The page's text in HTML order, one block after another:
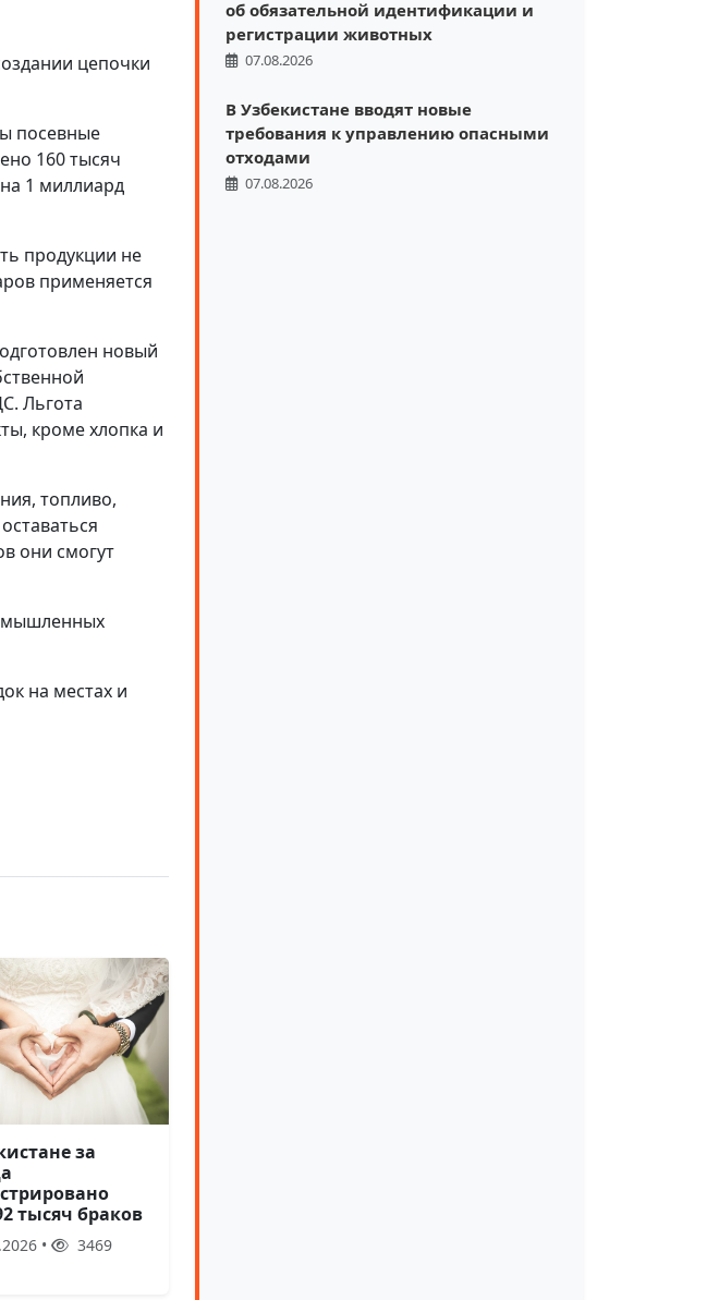
цепочки
посевные
160 тысяч
1 миллиард
продукции не
применяется
новый
Льгота
кроме хлопка и
топливо,
они смогут
на местах и
за
тысяч браков
• 3469
об обязательной идентификации и
регистрации животных
07.08.2026
В Узбекистане вводят новые
требования к управлению опасными
отходами
07.08.2026